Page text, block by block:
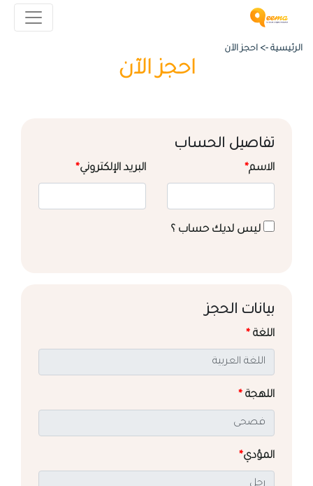
الرئيسية -> احجز الآن
احجز الآن
تفاصيل الحساب
الاسم* البريد الإلكتروني*
ليس لديك حساب ؟
بيانات الحجز
اللغة *
اللهجة *
المؤدي*